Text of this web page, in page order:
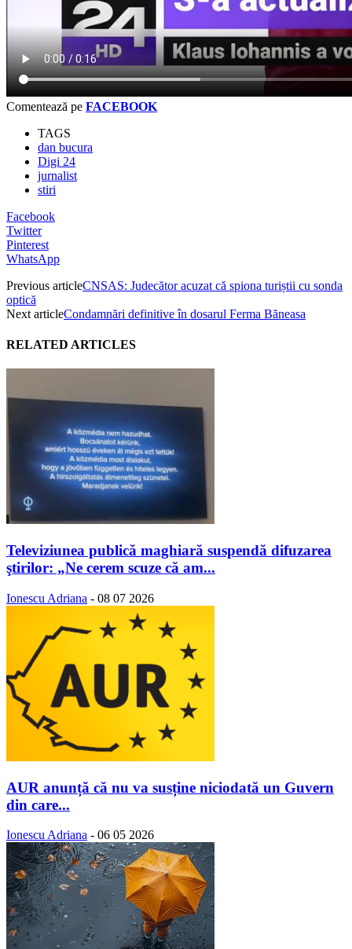
Comentează pe FACEBOOK
TAGS
dan bucura
Digi 24
jurnalist
stiri
Facebook
Twitter
Pinterest
WhatsApp
Previous articleCNSAS: Judecător acuzat că spiona turiștii cu sonda
optică
Next articleCondamnări definitive în dosarul Ferma Băneasa
RELATED ARTICLES
Televiziunea publică maghiară suspendă difuzarea
ştirilor: „Ne cerem scuze că am...
Ionescu Adriana - 08 07 2026
AUR anunță că nu va susține niciodată un Guvern
din care...
Ionescu Adriana - 06 05 2026